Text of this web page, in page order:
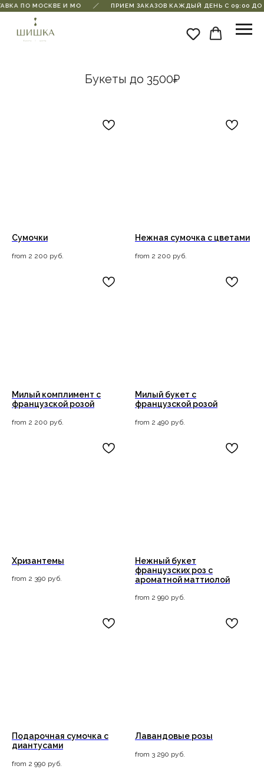
ПО МОСКВЕ И МО ПРИЕМ ЗАКАЗОВ КАЖДЫЙ ДЕНЬ С 09:00 ДО
Букеты до 3500₽
Сумочки
from 2 200 руб.
Нежная сумочка с цветами
from 2 200 руб.
Милый комплимент с
французской розой
from 2 200 руб.
Милый букет с
французской розой
from 2 490 руб.
Хризантемы
from 2 390 руб.
Нежный букет
французских роз с
ароматной маттиолой
from 2 990 руб.
Подарочная сумочка с
диантусами
from 2 990 руб.
Лавандовые розы
from 3 290 руб.